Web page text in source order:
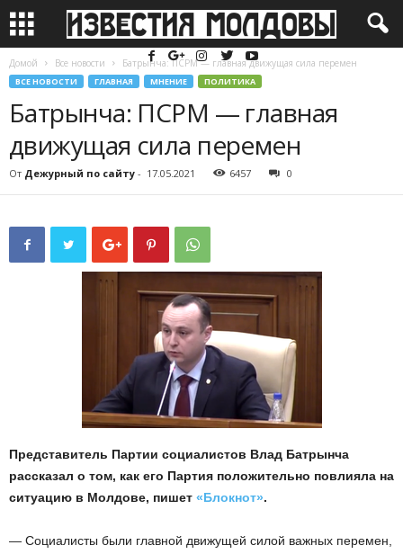
Домой Все новости Батрынча: ПСРМ — главная движущая сила перемен
ВСЕ НОВОСТИ ГЛАВНАЯ МНЕНИЕ ПОЛИТИКА
Батрынча: ПСРМ — главная
движущая сила перемен
От Дежурный по сайту - 17.05.2021 6457 0
Представитель Партии социалистов Влад Батрынча
рассказал о том, как его Партия положительно повлияла на
ситуацию в Молдове, пишет «Блокнот».
— Социалисты были главной движущей силой важных перемен,